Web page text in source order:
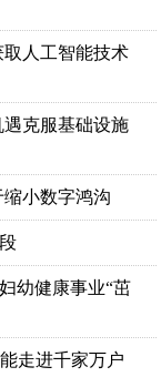
人工智能技术
克服基础设施
小数字鸿沟
幼健康事业“茁
走进千家万户